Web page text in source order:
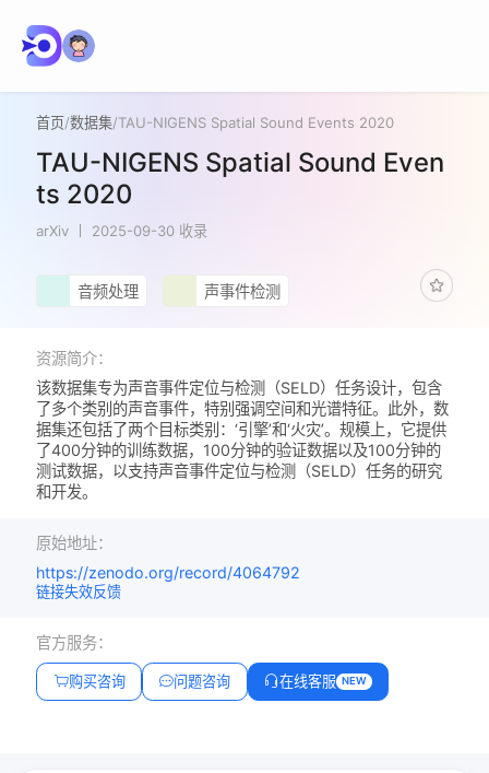
首页/数据集/TAU-NIGENS Spatial Sound Events 2020
TAU-NIGENS Spatial Sound Even
ts 2020
arXiv 2025-09-30 收录
音频处理 声事件检测
资源简介：
该数据集专为声音事件定位与检测（SELD）任务设计，包含
了多个类别的声音事件，特别强调空间和光谱特征。此外，数
据集还包括了两个目标类别：‘引擎’和‘火灾’。规模上，它提供
了400分钟的训练数据，100分钟的验证数据以及100分钟的
测试数据，以支持声音事件定位与检测（SELD）任务的研究
和开发。
原始地址：
https://zenodo.org/record/4064792
链接失效反馈
官方服务：
购买咨询 问题咨询 在线客服 NEW